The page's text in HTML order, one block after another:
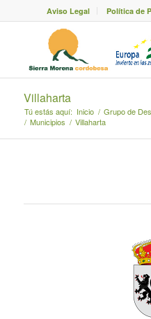
Aviso Legal Política de
Villaharta
Tú estás aquí: Inicio / Grupo de
/ Municipios / Villaharta